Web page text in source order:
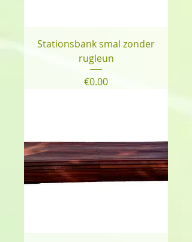
Stationsbank smal zonder
rugleun
Price
€0.00